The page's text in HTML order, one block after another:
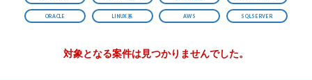
ORACLE LINUX系 AWS SQLSERVER
対象となる案件は見つかりませんでした。